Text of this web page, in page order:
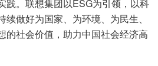
践。联想集团以ESG为引领，以科
做好为国家、为环境、为民生、
的社会价值，助力中国社会经济高